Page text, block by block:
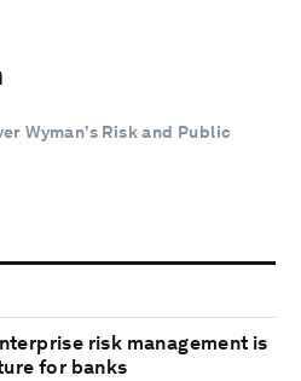
Wyman’s Risk and Public
risk management is
for banks